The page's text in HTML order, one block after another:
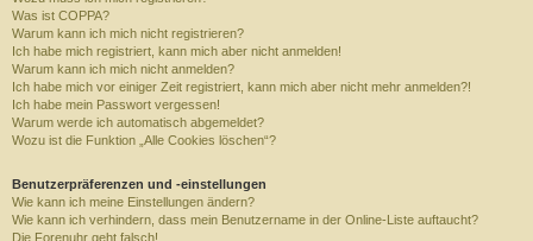
Was ist COPPA?
Warum kann ich mich nicht registrieren?
Ich habe mich registriert, kann mich aber nicht anmelden!
Warum kann ich mich nicht anmelden?
Ich habe mich vor einiger Zeit registriert, kann mich aber nicht mehr anmelden?!
Ich habe mein Passwort vergessen!
Warum werde ich automatisch abgemeldet?
Wozu ist die Funktion „Alle Cookies löschen“?
Benutzerpräferenzen und -einstellungen
Wie kann ich meine Einstellungen ändern?
Wie kann ich verhindern, dass mein Benutzername in der Online-Liste auftaucht?
Die Forenuhr geht falsch!